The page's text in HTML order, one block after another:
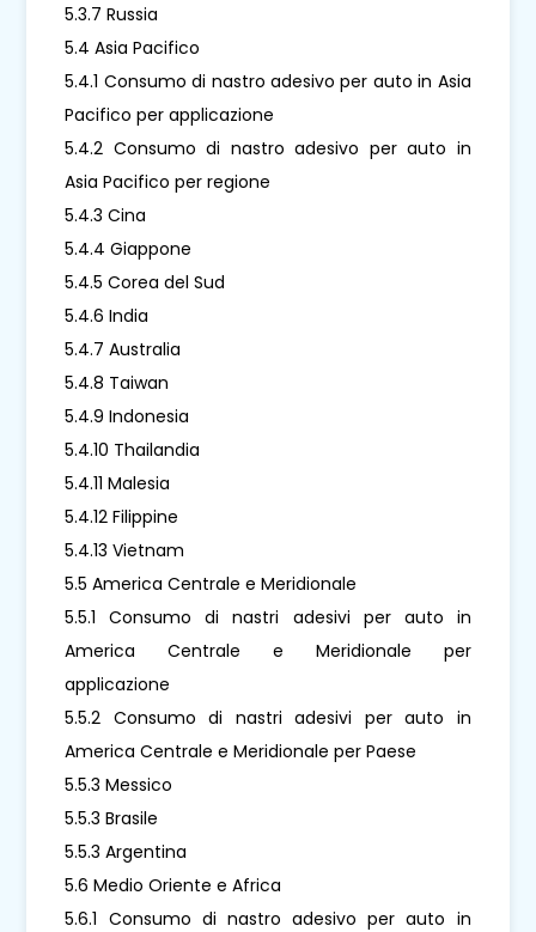
5.3.7 Russia
5.4 Asia Pacifico
5.4.1 Consumo di nastro adesivo per auto in Asia
Pacifico per applicazione
5.4.2 Consumo di nastro adesivo per auto in
Asia Pacifico per regione
5.4.3 Cina
5.4.4 Giappone
5.4.5 Corea del Sud
5.4.6 India
5.4.7 Australia
5.4.8 Taiwan
5.4.9 Indonesia
5.4.10 Thailandia
5.4.11 Malesia
5.4.12 Filippine
5.4.13 Vietnam
5.5 America Centrale e Meridionale
5.5.1 Consumo di nastri adesivi per auto in
America Centrale e Meridionale per
applicazione
5.5.2 Consumo di nastri adesivi per auto in
America Centrale e Meridionale per Paese
5.5.3 Messico
5.5.3 Brasile
5.5.3 Argentina
5.6 Medio Oriente e Africa
5.6.1 Consumo di nastro adesivo per auto in